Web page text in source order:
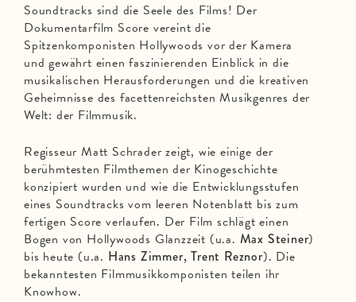
Soundtracks sind die Seele des Films! Der
Dokumentarfilm Score vereint die
Spitzenkomponisten Hollywoods vor der Kamera
und gewährt einen faszinierenden Einblick in die
musikalischen Herausforderungen und die kreativen
Geheimnisse des facettenreichsten Musikgenres der
Welt: der Filmmusik.
Regisseur Matt Schrader zeigt, wie einige der
berühmtesten Filmthemen der Kinogeschichte
konzipiert wurden und wie die Entwicklungsstufen
eines Soundtracks vom leeren Notenblatt bis zum
fertigen Score verlaufen. Der Film schlägt einen
Bogen von Hollywoods Glanzzeit (u.a. Max Steiner)
bis heute (u.a. Hans Zimmer, Trent Reznor). Die
bekanntesten Filmmusikkomponisten teilen ihr
Knowhow.